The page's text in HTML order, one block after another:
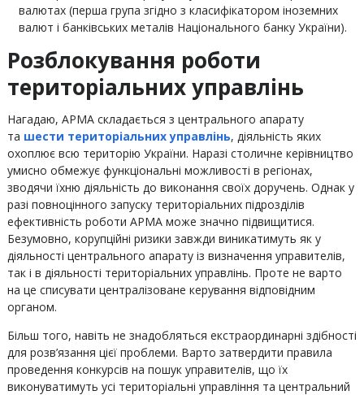
валютах (перша група згідно з класифікатором іноземних
валют і банківських металів Національного банку України).
Розблокування роботи
територіальних управлінь
Нагадаю, АРМА складається з центрального апарату
та шести територіальних управлінь, діяльність яких
охоплює всю територію України. Наразі столичне керівництво
умисно обмежує функціональні можливості в регіонах,
зводячи їхню діяльність до виконання своїх доручень. Однак у
разі повноцінного запуску територіальних підрозділів
ефективність роботи АРМА може значно підвищитися.
Безумовно, корупційні ризики завжди виникатимуть як у
діяльності центрального апарату із визначення управителів,
так і в діяльності територіальних управлінь. Проте не варто
на це списувати централізоване керування відповідним
органом.
Більш того, навіть не знадобляться екстраординарні здібності
для розв’язання цієї проблеми. Варто затвердити правила
проведення конкурсів на пошук управителів, що їх
виконуватимуть усі територіальні управління та центральний